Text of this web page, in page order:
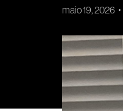
maio 19, 2026